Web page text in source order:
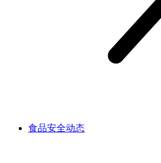
食品安全动态